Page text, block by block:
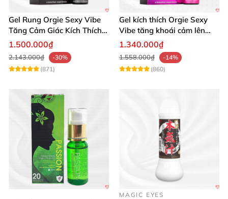
Gel Rung Orgie Sexy Vibe
Tăng Cảm Giác Kích Thích
Mạnh Mẽ
1.500.000₫
2.143.000₫
-30%
(871)
Gel kích thích Orgie Sexy
Vibe tăng khoái cảm lên
cao
1.340.000₫
1.558.000₫
-14%
(860)
MAGIC EYES